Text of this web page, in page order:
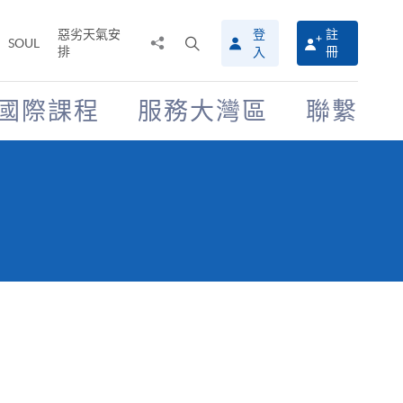
SOUL
惡劣天氣安
排
搜
尋
介
面
登
入
註
冊
際課程 服務大灣區 聯繫